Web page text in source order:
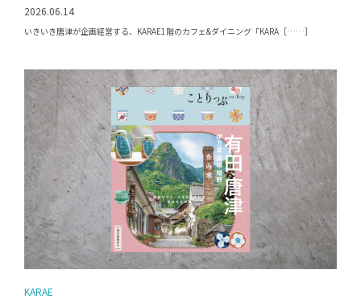
2026.06.14
いきいき唐津が企画経営する、KARAE1階のカフェ&ダイニング「KARA［……］
KARAE